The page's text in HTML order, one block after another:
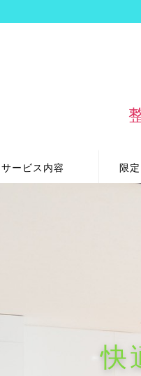
サービス内容
限
快